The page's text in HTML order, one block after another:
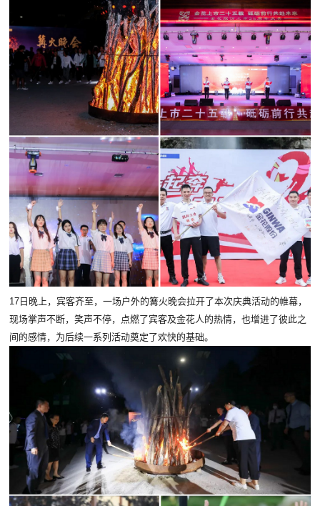
17日晚上，宾客齐至，一场户外的篝火晚会拉开了本次庆典活动的帷幕，
现场掌声不断，笑声不停，点燃了宾客及金花人的热情，也增进了彼此之
间的感情，为后续一系列活动奠定了欢快的基础。